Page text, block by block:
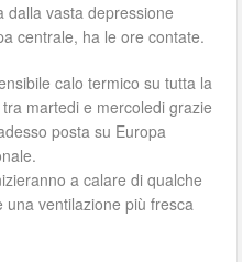
dalla vasta depressione
centrale, ha le ore contate.
calo termico su tutta la
martedi e mercoledi grazie
posta su Europa
a calare di qualche
ventilazione più fresca